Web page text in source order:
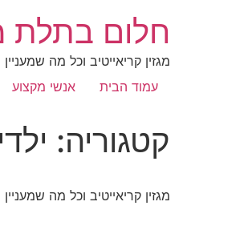
חלום בתלת
מגזין קריאייטיב וכל מה
עמוד הבית
אנשי מקצוע
קטגוריה:
מגזין קריאייטיב וכל מה